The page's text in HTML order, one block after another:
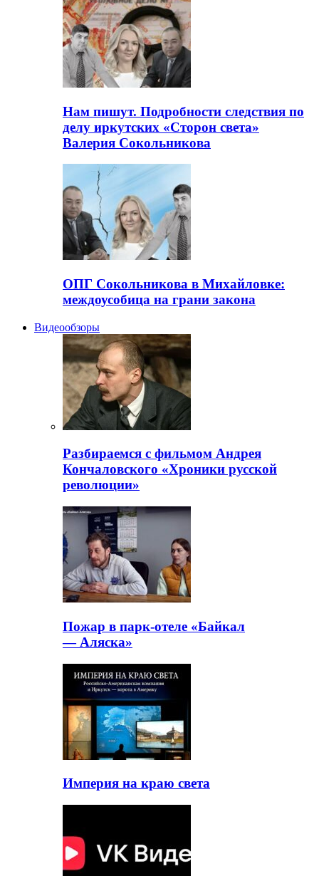
Нам пишут. Подробности следствия по
делу иркутских «Сторон света»
Валерия Сокольникова
ОПГ Сокольникова в Михайловке:
междоусобица на грани закона
Видеообзоры
Разбираемся с фильмом Андрея
Кончаловского «Хроники русской
революции»
Пожар в парк-отеле «Байкал
— Аляска»
Империя на краю света